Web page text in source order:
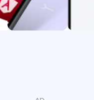
配置文件。當您準備為